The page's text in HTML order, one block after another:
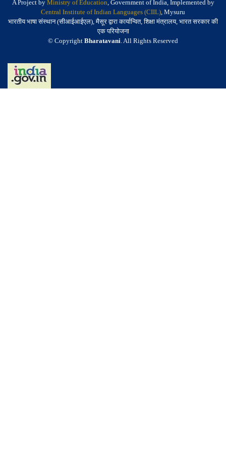
A Project by Ministry of Education, Government of India, Implemented by
Central Institute of Indian Languages (CIIL), Mysuru
भारतीय भाषा संस्थान (सीआईआईएल), मैसूर द्वारा कार्यान्वित, शिक्षा मंत्रालय, भारत सरकार की
एक परियोजना
© Copyright Bharatavani. All Rights Reserved